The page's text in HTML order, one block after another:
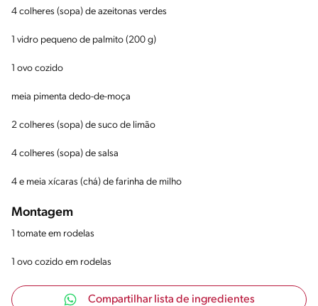
4 colheres (sopa) de azeitonas verdes
1 vidro pequeno de palmito (200 g)
1 ovo cozido
meia pimenta dedo-de-moça
2 colheres (sopa) de suco de limão
4 colheres (sopa) de salsa
4 e meia xícaras (chá) de farinha de milho
Montagem
1 tomate em rodelas
1 ovo cozido em rodelas
Compartilhar lista de ingredientes